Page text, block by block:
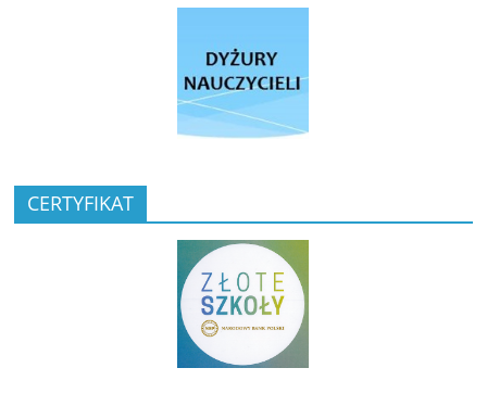
CERTYFIKAT